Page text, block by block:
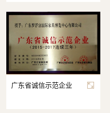
广东省诚信示范企业